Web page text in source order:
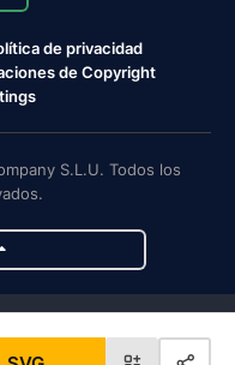
de privacidad
de Copyright
S.L.U. Todos los